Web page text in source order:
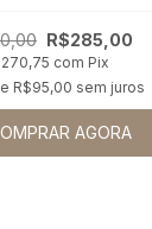
R$285,00
com Pix
R$95,00 sem juros
AGORA